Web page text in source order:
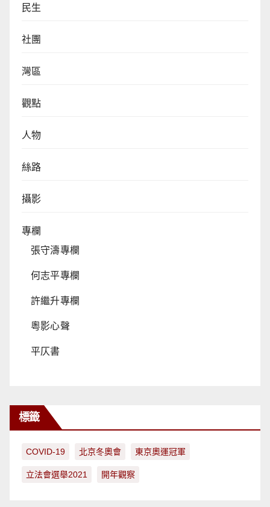
民生
社團
灣區
觀點
人物
絲路
攝影
專欄
張守濤專欄
何志平專欄
許繼升專欄
粵影心聲
平仄書
標籤
COVID-19 北京冬奧會 東京奧運冠軍
立法會選舉2021 開年觀察